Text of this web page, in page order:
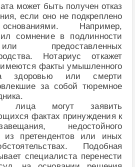
может быть получен отказ
если оно не подкреплено
Например,
сомнение в подлинности
предоставленных
Нотариус откажет
имеются факты умышленного
здоровью или смерти
за собой тюремное
лица могут заявить
фактах принуждения к
недостойного
из претендентов или иных
Подобная
специалиста перенести